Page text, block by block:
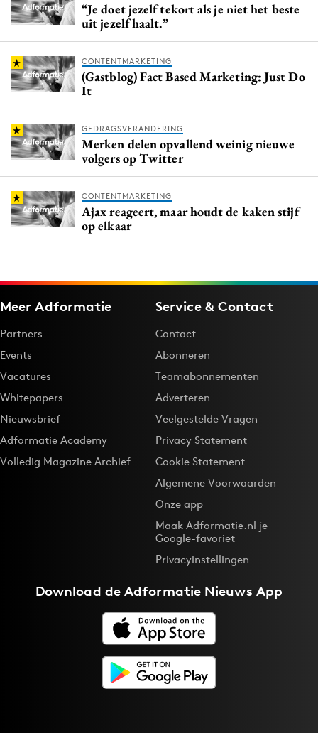
“Je doet jezelf tekort als je niet het beste
uit jezelf haalt.”
CONTENTMARKETING
(Gastblog) Fact Based Marketing: Just Do
It
GEDRAGSVERANDERING
Merken delen opvallend weinig nieuwe
volgers op Twitter
CONTENTMARKETING
Ajax reageert, maar houdt de kaken stijf
op elkaar
Meer Adformatie
Partners
Events
Vacatures
Whitepapers
Nieuwsbrief
Adformatie Academy
Volledig Magazine Archief
Service & Contact
Contact
Abonneren
Teamabonnementen
Adverteren
Veelgestelde Vragen
Privacy Statement
Cookie Statement
Algemene Voorwaarden
Onze app
Maak Adformatie.nl je
Google-favoriet
Privacyinstellingen
Download deAdformatie Nieuws App